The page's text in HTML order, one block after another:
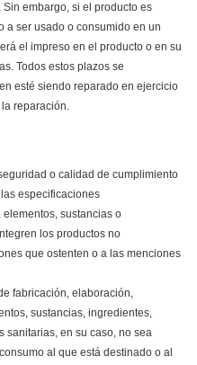
embargo, si el producto es
a ser usado o consumido en un
el impreso en el producto o en su
Todos estos plazos se
esté siendo reparado en ejercicio
reparación.
o calidad de cumplimiento
especificaciones
sustancias o
los productos no
que ostenten o a las menciones
fabricación, elaboración,
sustancias, ingredientes,
sanitarias, en su caso, no sea
al que está destinado o al